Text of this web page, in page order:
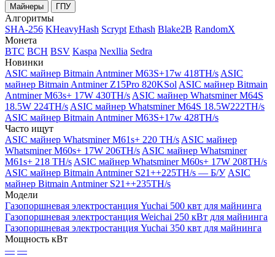
Майнеры ГПУ
Алгоритмы
SHA-256 KHeavyHash Scrypt Ethash Blake2B RandomX
Монета
BTC BCH BSV Kaspa Nexllia Sedra
Новинки
ASIC майнер Bitmain Antminer M63S+17w 418TH/s ASIC
майнер Bitmain Antminer Z15Pro 820KSol ASIC майнер Bitmain
Antminer M63s+ 17W 430TH/s ASIC майнер Whatsminer M64S
18.5W 224TH/s ASIC майнер Whatsminer M64S 18.5W222TH/s
ASIC майнер Bitmain Antminer M63S+17w 428TH/s
Часто ищут
ASIC майнер Whatsminer M61s+ 220 TH/s ASIC майнер
Whatsminer M60s+ 17W 206TH/s ASIC майнер Whatsminer
M61s+ 218 TH/s ASIC майнер Whatsminer M60s+ 17W 208TH/s
ASIC майнер Bitmain Antminer S21++225TH/s — Б/У ASIC
майнер Bitmain Antminer S21++235TH/s
Модели
Газопоршневая электростанция Yuchai 500 квт для майнинга
Газопоршневая электростанция Weichai 250 кВт для майнинга
Газопоршневая электростанция Yuchai 350 квт для майнинга
Мощность кВт
— —